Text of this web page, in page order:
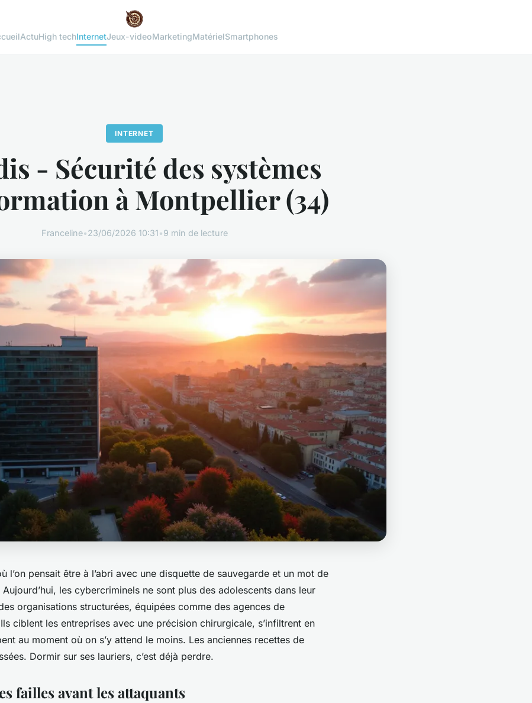
ActuHigh techInternetJeux-videoMarketingMatérielSmartphones
INTERNET
- Sécurité des systèmes
à Montpellier (34)
Franceline•23/06/2026 10:31•9 min de lecture
l’on pensait être à l’abri avec une disquette de sauvegarde et un mot de
les cybercriminels ne sont plus des adolescents dans leur
organisations structurées, équipées comme des agences de
ciblent les entreprises avec une précision chirurgicale, s’infiltrent en
au moment où on s’y attend le moins. Les anciennes recettes de
Dormir sur ses lauriers, c’est déjà perdre.
failles avant les attaquants